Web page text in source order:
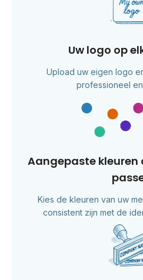
Uw logo op
Upload uw eigen logo
professioneel
Aangepaste kleuren
Kies de kleuren van uw
consistent zijn met de